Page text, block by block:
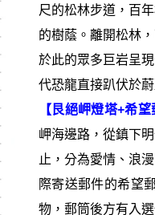
尺的松林步道，百
的樹蔭。離開松林
於此的眾多巨岩呈
代恐龍直接趴伏於
【艮絕岬燈塔+希望
岬海邊路，從鎮下
止，分為愛情、浪
際寄送郵件的希望
物，郵筒後方有入